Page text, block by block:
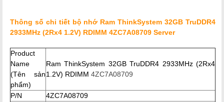
Thông số chi tiết bộ nhớ Ram ThinkSystem 32GB TruDDR4
2933MHz (2Rx4 1.2V) RDIMM 4ZC7A08709 Server
Product
Name
(Tên sản
phẩm)
Ram ThinkSystem 32GB TruDDR4 2933MHz (2Rx4
1.2V) RDIMM 4ZC7A08709
P/N
4ZC7A08709